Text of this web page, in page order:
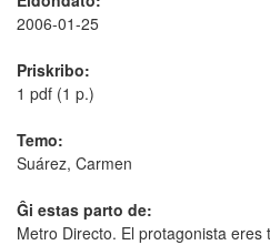
2006-01-25
Priskribo:
1 pdf (1 p.)
Temo:
Suárez, Carmen
Ĝi estas parto de:
Metro Directo. El protagonista eres